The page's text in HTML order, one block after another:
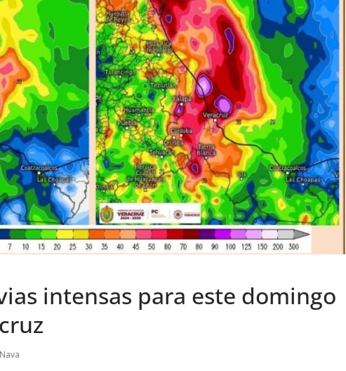
intensas para este domingo